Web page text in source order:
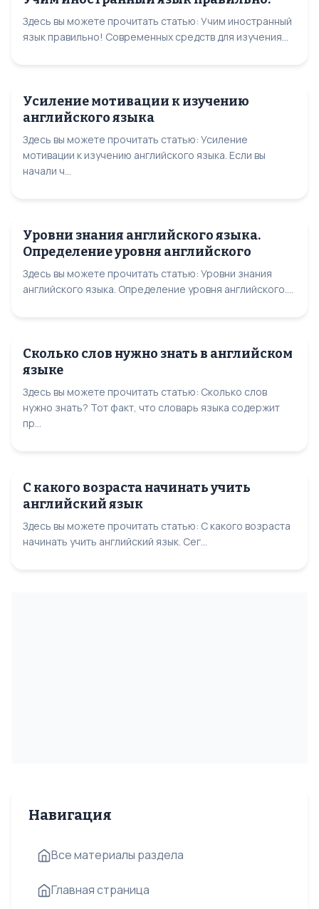
Здесь вы можете прочитать статью: Учим иностранный
язык правильно! Современных средств для изучения...
Усиление мотивации к изучению
английского языка
Здесь вы можете прочитать статью: Усиление
мотивации к изучению английского языка. Если вы
начали ч...
Уровни знания английского языка.
Определение уровня английского
Здесь вы можете прочитать статью: Уровни знания
английского языка. Определение уровня английского....
Сколько слов нужно знать в английском
языке
Здесь вы можете прочитать статью: Сколько слов
нужно знать? Тот факт, что словарь языка содержит
пр...
С какого возраста начинать учить
английский язык
Здесь вы можете прочитать статью: С какого возраста
начинать учить английский язык. Сег...
Навигация
Все материалы раздела
Главная страница